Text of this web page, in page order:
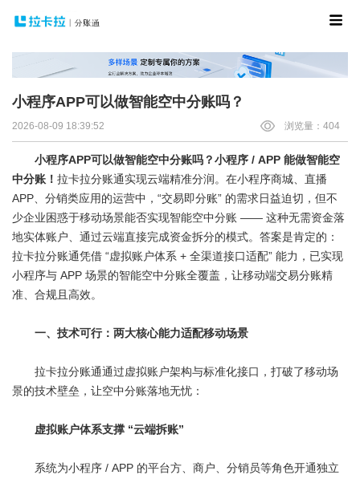
小程序APP可以做智能空中分账吗？
浏览量：404
2026-08-09 18:39:52
小程序APP可以做智能空中分账吗？小程序 / APP 能做智能空
中分账！ 拉卡拉分账通实现云端精准分润。在小程序商城、直播
APP、分销类应用的运营中，“交易即分账” 的需求日益迫切，但不
少企业困惑于移动场景能否实现智能空中分账 —— 这种无需资金落
地实体账户、通过云端直接完成资金拆分的模式。答案是肯定的：
拉卡拉分账通凭借 “虚拟账户体系 + 全渠道接口适配” 能力，已实现
小程序与 APP 场景的智能空中分账全覆盖，让移动端交易分账精
准、合规且高效。
一、技术可行：两大核心能力适配移动场景
拉卡拉分账通通过虚拟账户架构与标准化接口，打破了移动场
景的技术壁垒，让空中分账落地无忧：
虚拟账户体系支撑 “云端拆账”
系统为小程序 / APP 的平台方、商户、分销员等角色开通独立